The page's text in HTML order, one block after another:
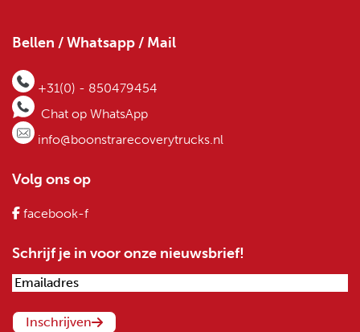
Bellen / Whatsapp / Mail
+31(0) - 850479454
Chat op WhatsApp
info@boonstrarecoverytrucks.nl
Volg ons op
facebook-f
Schrijf je in voor onze nieuwsbrief!
Emailadres(Vereist)
Inschrijven